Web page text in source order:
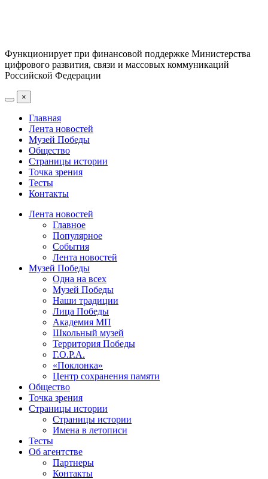
Функционирует при финансовой поддержке Министерства
цифрового развития, связи и массовых коммуникаций
Российской Федерации
×
Главная
Лента новостей
Музей Победы
Общество
Страницы истории
Точка зрения
Тесты
Контакты
Лента новостей
Главное
Популярное
События
Лента новостей
Музей Победы
Одна на всех
Музей Победы
Наши традиции
Лица Победы
Академия МП
Школьный музей
Территория Победы
Г.О.Р.А.
«Поклонка»
Центр сохранения памяти
Общество
Точка зрения
Страницы истории
Страницы истории
Имена в летописи
Тесты
Об агентстве
Партнеры
Контакты